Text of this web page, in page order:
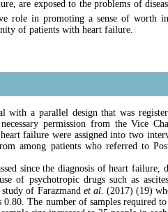
are exposed to the problems of
role in promoting a sense of worth
of patients with heart failure
with a parallel design that was
permission from the Vice
failure were assigned into two
among patients who referred to
since the diagnosis of heart
of psychotropic drugs such as
of Farazmand et al. (2017) (19)
The number of samples required